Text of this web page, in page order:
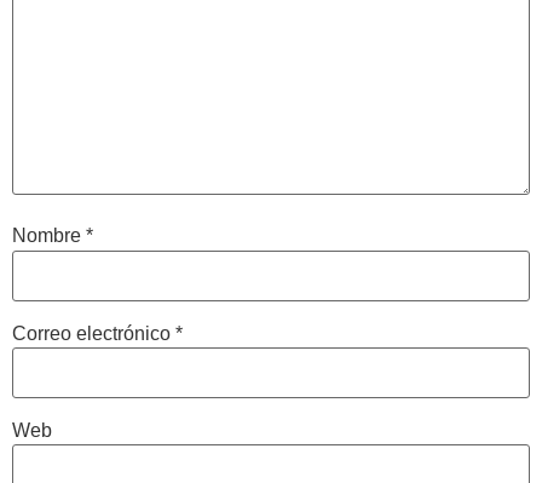
Nombre *
Correo electrónico *
Web